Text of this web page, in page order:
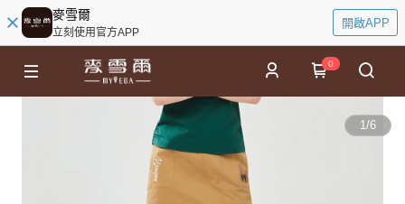
麥雪爾
立刻使用官方APP
開啟APP
0
1/6